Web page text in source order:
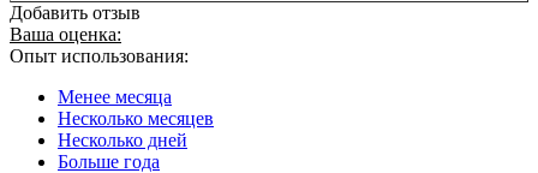
Добавить отзыв
Ваша оценка:
Опыт использования:
Менее месяца
Несколько месяцев
Несколько дней
Больше года